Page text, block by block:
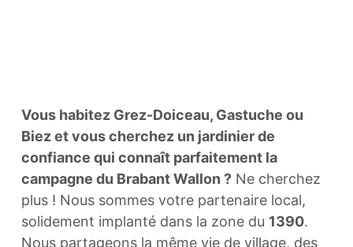
Vous habitez Grez-Doiceau, Gastuche ou
Biez et vous cherchez un jardinier de
confiance qui connaît parfaitement la
campagne du Brabant Wallon ?Ne cherchez
plus ! Nous sommes votre partenaire local,
solidement implanté dans la zone du 1390.
Nous partageons la même vie de village, des